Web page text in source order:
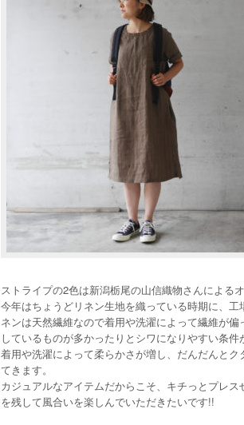
ストライプの2色は新潟栃尾の山信織物さんによる
今年はちょうどリネン生地を織っている時期に、
ネンは天然繊維なので着用や洗濯によって繊維が
しているものが多かったりとシワになりやすい条件
着用や洗濯によって柔らかさが増し、だんだんと
てきます。
カジュアルなアイテムだからこそ、キチっとプレ
を残して風合いを楽しんでいただきたいです!!